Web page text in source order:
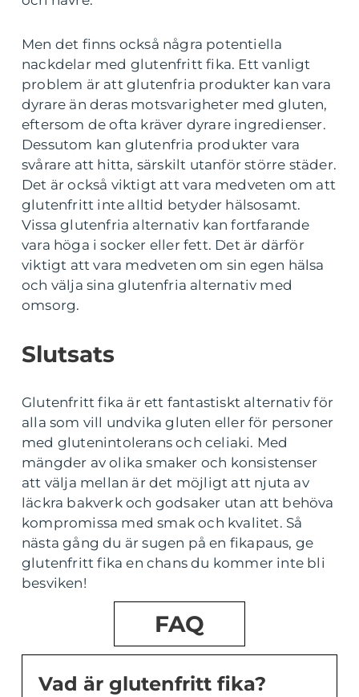
Men det finns också några potentiella
nackdelar med glutenfritt fika. Ett vanligt
problem är att glutenfria produkter kan vara
dyrare än deras motsvarigheter med gluten,
eftersom de ofta kräver dyrare ingredienser.
Dessutom kan glutenfria produkter vara
svårare att hitta, särskilt utanför större städer.
Det är också viktigt att vara medveten om att
glutenfritt inte alltid betyder hälsosamt.
Vissa glutenfria alternativ kan fortfarande
vara höga i socker eller fett. Det är därför
viktigt att vara medveten om sin egen hälsa
och välja sina glutenfria alternativ med
omsorg.
Slutsats
Glutenfritt fika är ett fantastiskt alternativ för
alla som vill undvika gluten eller för personer
med glutenintolerans och celiaki. Med
mängder av olika smaker och konsistenser
att välja mellan är det möjligt att njuta av
läckra bakverk och godsaker utan att behöva
kompromissa med smak och kvalitet. Så
nästa gång du är sugen på en fikapaus, ge
glutenfritt fika en chans du kommer inte bli
besviken!
FAQ
Vad är glutenfritt fika?